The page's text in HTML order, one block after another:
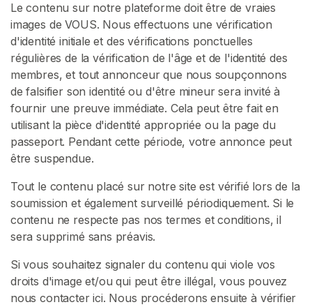
Le contenu sur notre plateforme doit être de vraies
images de VOUS. Nous effectuons une vérification
d'identité initiale et des vérifications ponctuelles
régulières de la vérification de l'âge et de l'identité des
membres, et tout annonceur que nous soupçonnons
de falsifier son identité ou d'être mineur sera invité à
fournir une preuve immédiate. Cela peut être fait en
utilisant la pièce d'identité appropriée ou la page du
passeport. Pendant cette période, votre annonce peut
être suspendue.
Tout le contenu placé sur notre site est vérifié lors de la
soumission et également surveillé périodiquement. Si le
contenu ne respecte pas nos termes et conditions, il
sera supprimé sans préavis.
Si vous souhaitez signaler du contenu qui viole vos
droits d'image et/ou qui peut être illégal, vous pouvez
nous contacter ici. Nous procéderons ensuite à vérifier